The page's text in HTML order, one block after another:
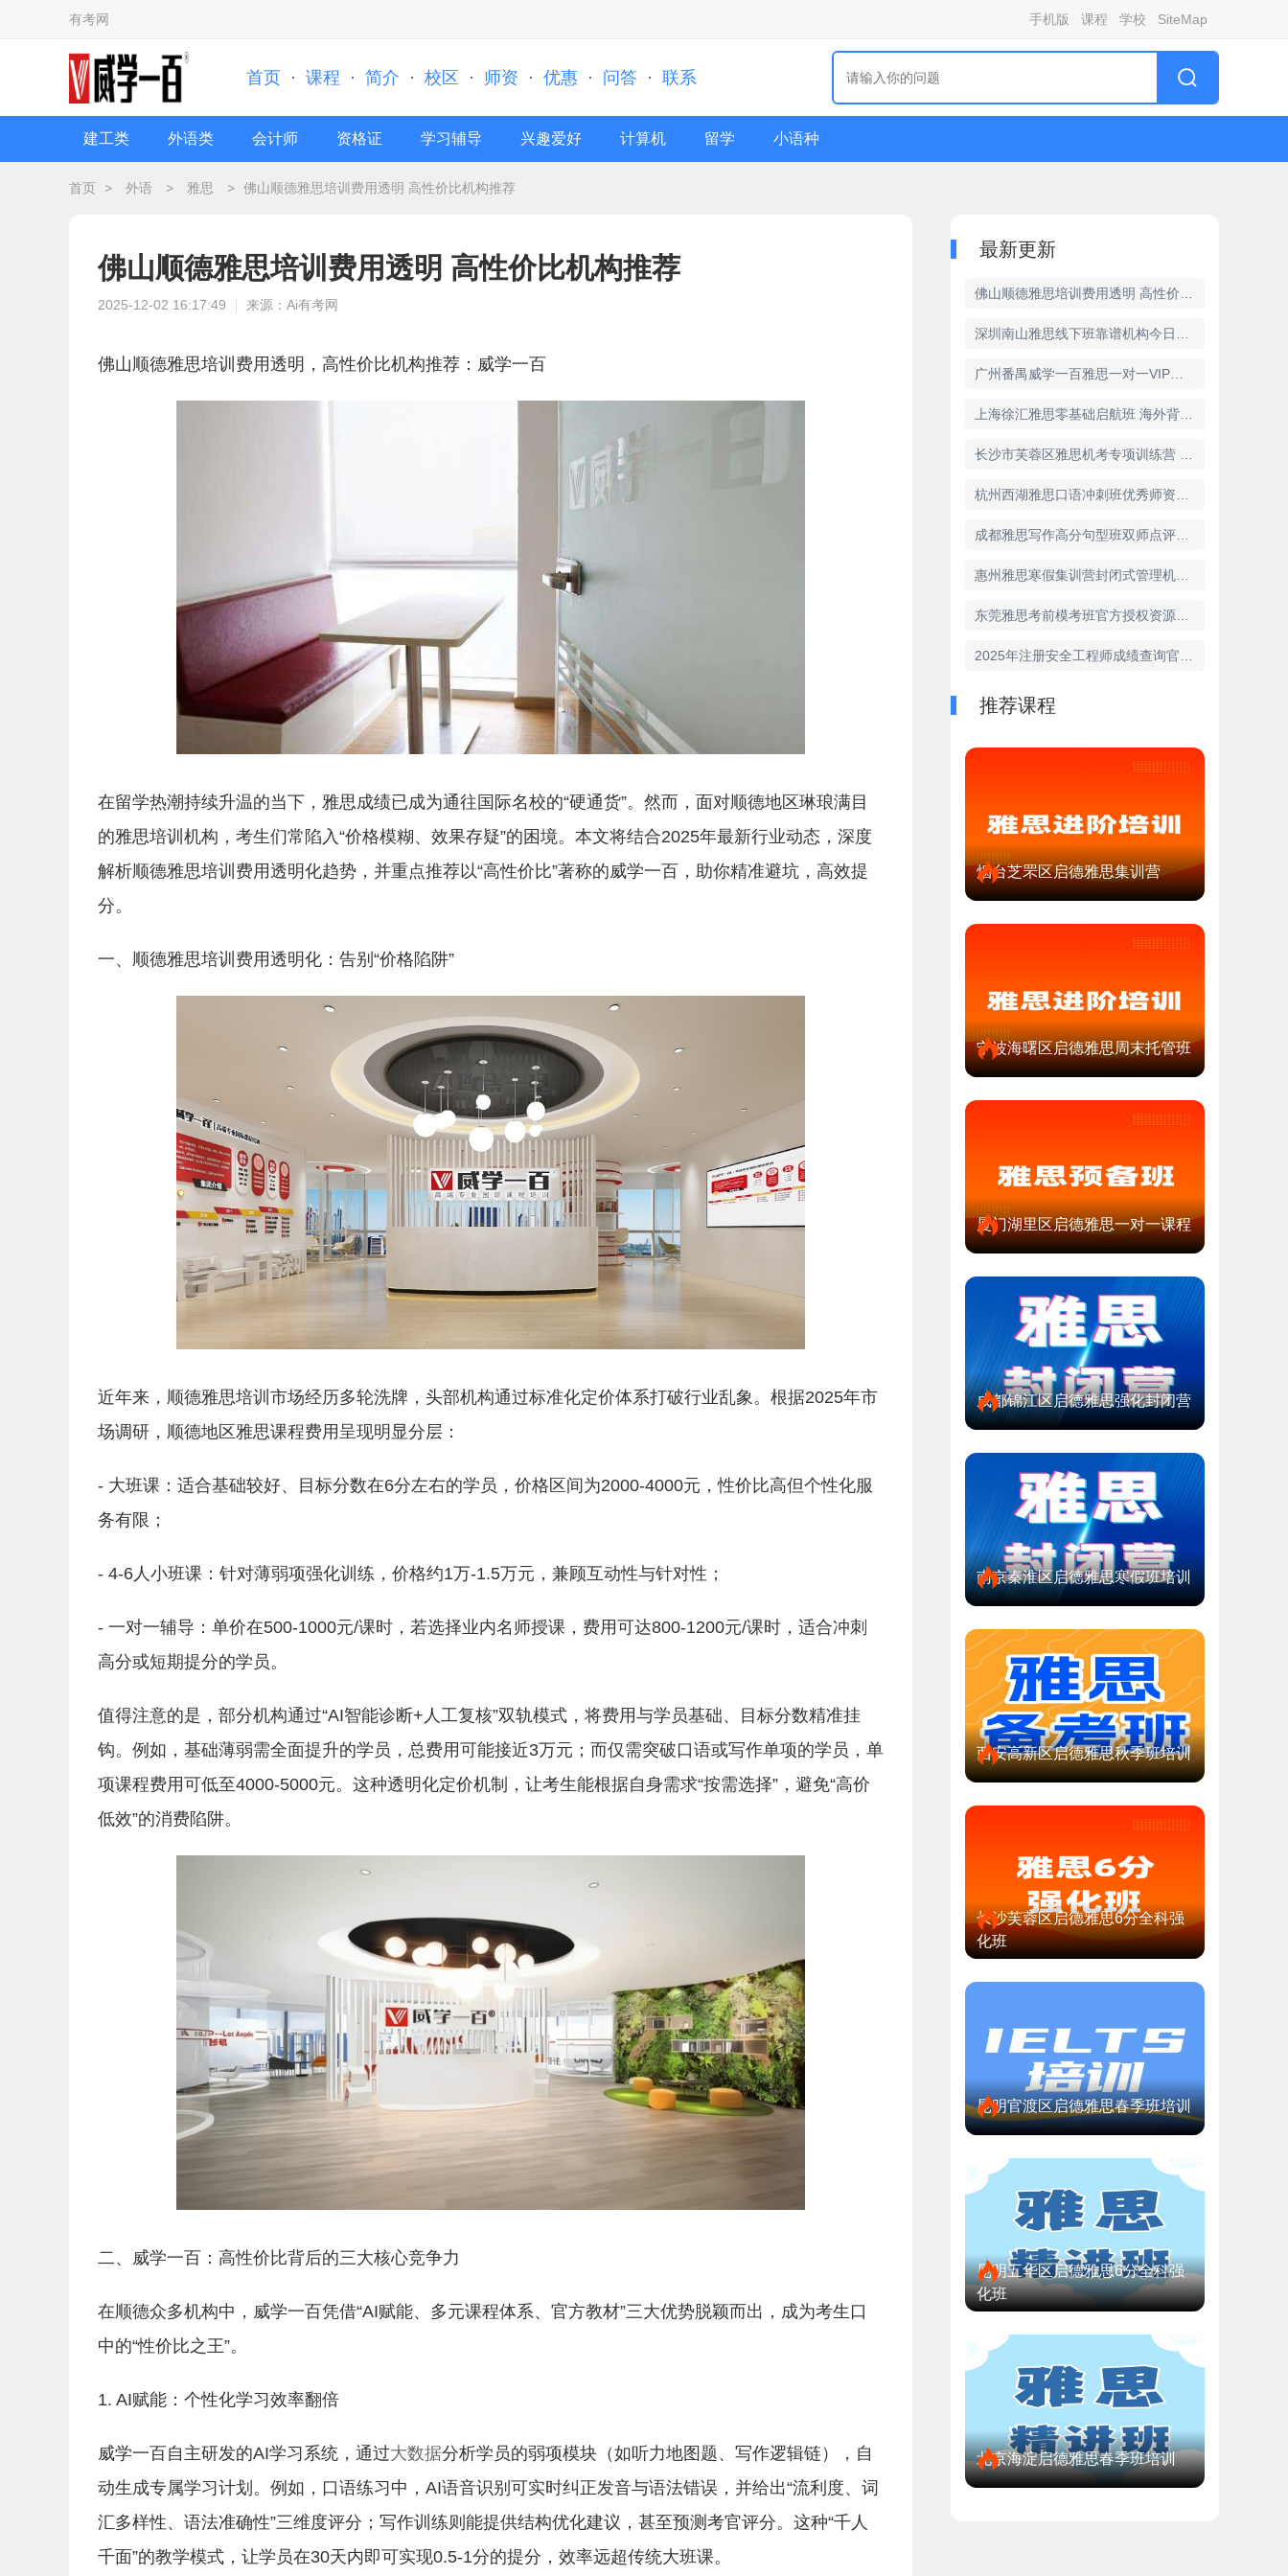
有考网 手机版 课程 学校 SiteMap
首页 · 课程 · 简介 · 校区 · 师资 · 优惠 · 问答 · 联系
建工类 外语类 会计师 资格证 学习辅导 兴趣爱好 计算机 留学 小语种
首页 > 外语 > 雅思 > 佛山顺德雅思培训费用透明 高性价比机构推荐
佛山顺德雅思培训费用透明 高性价比机构推荐
2025-12-02 16:17:49 来源：Ai有考网
佛山顺德雅思培训费用透明，高性价比机构推荐：威学一百
在留学热潮持续升温的当下，雅思成绩已成为通往国际名校的“硬通货”。然而，面对顺德地区琳琅满目
的雅思培训机构，考生们常陷入“价格模糊、效果存疑”的困境。本文将结合2025年最新行业动态，深度
解析顺德雅思培训费用透明化趋势，并重点推荐以“高性价比”著称的威学一百，助你精准避坑，高效提
分。
一、顺德雅思培训费用透明化：告别“价格陷阱”
近年来，顺德雅思培训市场经历多轮洗牌，头部机构通过标准化定价体系打破行业乱象。根据2025年市
场调研，顺德地区雅思课程费用呈现明显分层：
- 大班课：适合基础较好、目标分数在6分左右的学员，价格区间为2000-4000元，性价比高但个性化服
务有限；
- 4-6人小班课：针对薄弱项强化训练，价格约1万-1.5万元，兼顾互动性与针对性；
- 一对一辅导：单价在500-1000元/课时，若选择业内名师授课，费用可达800-1200元/课时，适合冲刺
高分或短期提分的学员。
值得注意的是，部分机构通过“AI智能诊断+人工复核”双轨模式，将费用与学员基础、目标分数精准挂
钩。例如，基础薄弱需全面提升的学员，总费用可能接近3万元；而仅需突破口语或写作单项的学员，单
项课程费用可低至4000-5000元。这种透明化定价机制，让考生能根据自身需求“按需选择”，避免“高价
低效”的消费陷阱。
二、威学一百：高性价比背后的三大核心竞争力
在顺德众多机构中，威学一百凭借“AI赋能、多元课程体系、官方教材”三大优势脱颖而出，成为考生口
中的“性价比之王”。
1. AI赋能：个性化学习效率翻倍
威学一百自主研发的AI学习系统，通过大数据分析学员的弱项模块（如听力地图题、写作逻辑链），自
动生成专属学习计划。例如，口语练习中，AI语音识别可实时纠正发音与语法错误，并给出“流利度、词
汇多样性、语法准确性”三维度评分；写作训练则能提供结构优化建议，甚至预测考官评分。这种“千人
千面”的教学模式，让学员在30天内即可实现0.5-1分的提分，效率远超传统大班课。
最新更新
推荐课程
烟台芝罘区启德雅思集训营
宁波海曙区启德雅思周末托管班
厦门湖里区启德雅思一对一课程
成都锦江区启德雅思强化封闭营
南京秦淮区启德雅思寒假班培训
西安高新区启德雅思秋季班培训
长沙芙蓉区启德雅思6分全科强
化班
昆明官渡区启德雅思春季班培训
昆明五华区启德雅思6分全科强
化班
北京海淀启德雅思春季班培训